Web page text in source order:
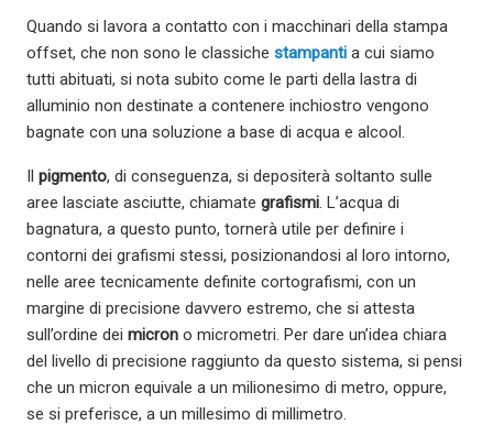
Quando si lavora a contatto con i macchinari della stampa
offset, che non sono le classiche stampanti a cui siamo
tutti abituati, si nota subito come le parti della lastra di
alluminio non destinate a contenere inchiostro vengono
bagnate con una soluzione a base di acqua e alcool.
Il pigmento, di conseguenza, si depositerà soltanto sulle
aree lasciate asciutte, chiamate grafismi. L’acqua di
bagnatura, a questo punto, tornerà utile per definire i
contorni dei grafismi stessi, posizionandosi al loro intorno,
nelle aree tecnicamente definite cortografismi, con un
margine di precisione davvero estremo, che si attesta
sull’ordine dei micron o micrometri. Per dare un’idea chiara
del livello di precisione raggiunto da questo sistema, si pensi
che un micron equivale a un milionesimo di metro, oppure,
se si preferisce, a un millesimo di millimetro.